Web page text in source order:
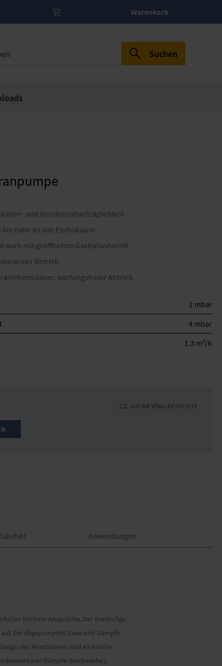
Warenkorb
Suchen
und Kondensatverträglichkeit
nahe an das Endvakuum
auch mit geöffnetem Gasballastventil
Betrieb
wartungsfreier Antrieb
2 mbar
4 mbar
1.3 m3/h
AUF DIE VERGLEICHSLISTE
Anwendungen
höchste Ansprüche. Der dreistufige
Die abgepumpten Gase und Dämpfe
der Membranen wird eine hohe
Dämpfe (Hochsieder).